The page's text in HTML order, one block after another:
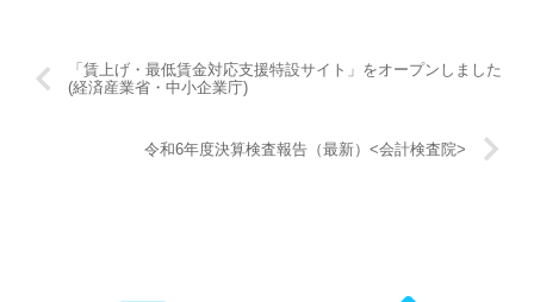
「賃上げ・最低賃金対応支援特設サイト」をオープンしました
(経済産業省・中小企業庁)
令和6年度決算検査報告（最新）<会計検査院>